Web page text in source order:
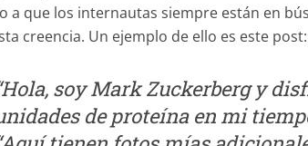
a que los internautas siempre están en
creencia. Un ejemplo de ello es este post:
soy Mark Zuckerberg y
de proteína en mi